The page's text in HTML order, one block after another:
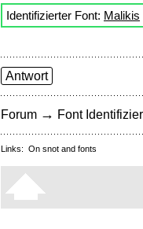
Identifizierter Font: Malikis
Antwort
Forum → Font
Links: On snot and fonts